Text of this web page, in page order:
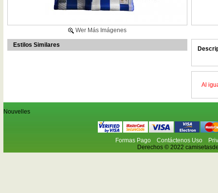
Wer Más Imágenes
Estilos Similares
Al
Nouvelles
Formas Pago Contáctenos Uso
Derechos © 2022